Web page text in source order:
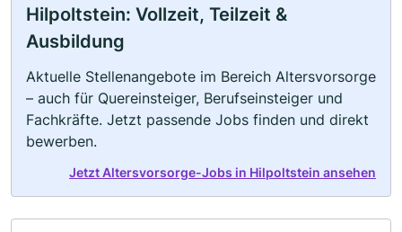
Hilpoltstein: Vollzeit, Teilzeit &
Ausbildung
Aktuelle Stellenangebote im Bereich Altersvorsorge
– auch für Quereinsteiger, Berufseinsteiger und
Fachkräfte. Jetzt passende Jobs finden und direkt
bewerben.
Jetzt Altersvorsorge-Jobs in Hilpoltstein ansehen